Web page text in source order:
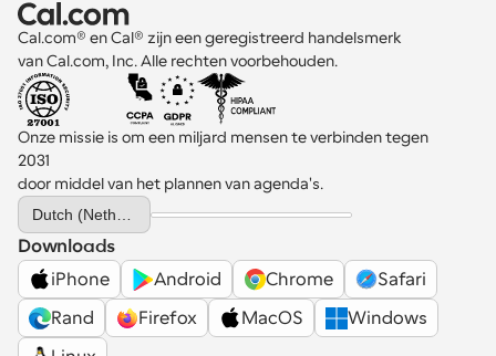
Cal.com® en Cal® zijn een geregistreerd handelsmerk
van Cal.com, Inc. Alle rechten voorbehouden.
Onze missie is om een miljard mensen te verbinden tegen
2031
door middel van het plannen van agenda's.
Select Language
Downloads
iPhone
Android Chrome
Safari
Rand
Firefox MacOS
Windows